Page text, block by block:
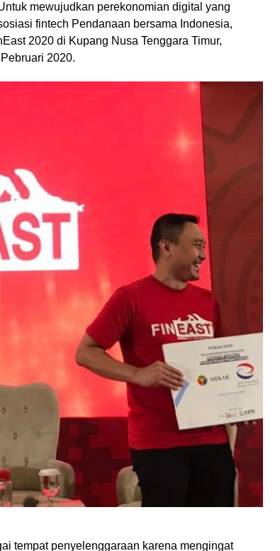
mewujudkan perekonomian digital yang
fintech Pendanaan bersama Indonesia,
2020 di Kupang Nusa Tenggara Timur,
2020.
tempat penyelenggaraan karena mengingat